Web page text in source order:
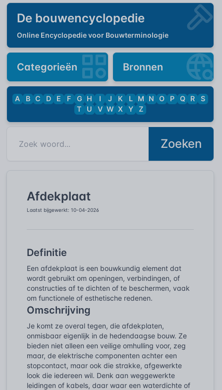
De bouwencyclopedie
Online Encyclopedie voor Bouwterminologie
Categorieën Bronnen
A B C D E F G H I J K L M N O P Q R
S
T
U V W X Y Z
Zoeken
Afdekplaat
Laatst bijgewerkt: 10-04-2026
Definitie
Een afdekplaat is een bouwkundig element dat
wordt gebruikt om openingen, verbindingen, of
constructies af te dichten of te beschermen, vaak
om functionele of esthetische redenen.
Omschrijving
Je komt ze overal tegen, die afdekplaten,
onmisbaar eigenlijk in de hedendaagse bouw. Ze
bieden niet alleen een veilige omhulling voor, zeg
maar, de elektrische componenten achter een
stopcontact, maar ook die strakke, afgewerkte
look die iedereen wil. Denk aan weggewerkte
leidingen of kabels, daar waar een waterdichte of